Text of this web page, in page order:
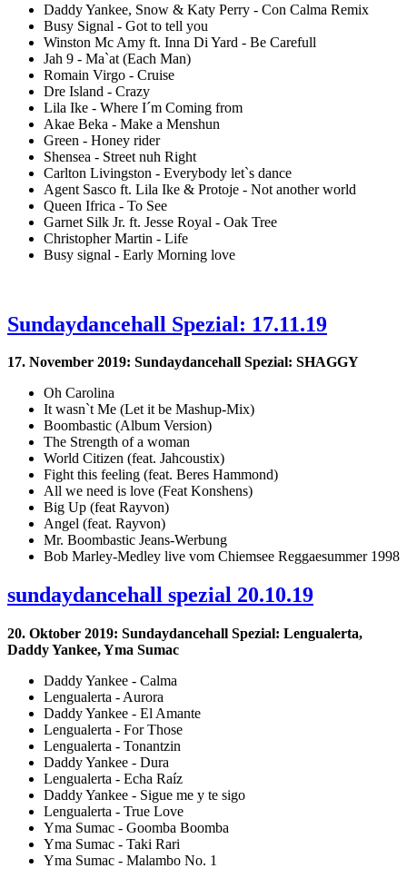
Daddy Yankee, Snow & Katy Perry - Con Calma Remix
Busy Signal - Got to tell you
Winston Mc Amy ft. Inna Di Yard - Be Carefull
Jah 9 - Ma`at (Each Man)
Romain Virgo - Cruise
Dre Island - Crazy
Lila Ike - Where I´m Coming from
Akae Beka - Make a Menshun
Green - Honey rider
Shensea - Street nuh Right
Carlton Livingston - Everybody let`s dance
Agent Sasco ft. Lila Ike & Protoje - Not another world
Queen Ifrica - To See
Garnet Silk Jr. ft. Jesse Royal - Oak Tree
Christopher Martin - Life
Busy signal - Early Morning love
Sundaydancehall Spezial: 17.11.19
17. November 2019: Sundaydancehall Spezial: SHAGGY
Oh Carolina
It wasn`t Me (Let it be Mashup-Mix)
Boombastic (Album Version)
The Strength of a woman
World Citizen (feat. Jahcoustix)
Fight this feeling (feat. Beres Hammond)
All we need is love (Feat Konshens)
Big Up (feat Rayvon)
Angel (feat. Rayvon)
Mr. Boombastic Jeans-Werbung
Bob Marley-Medley live vom Chiemsee Reggaesummer 1998
sundaydancehall spezial 20.10.19
20. Oktober 2019: Sundaydancehall Spezial: Lengualerta,
Daddy Yankee, Yma Sumac
Daddy Yankee - Calma
Lengualerta - Aurora
Daddy Yankee - El Amante
Lengualerta - For Those
Lengualerta - Tonantzin
Daddy Yankee - Dura
Lengualerta - Echa Raíz
Daddy Yankee - Sigue me y te sigo
Lengualerta - True Love
Yma Sumac - Goomba Boomba
Yma Sumac - Taki Rari
Yma Sumac - Malambo No. 1